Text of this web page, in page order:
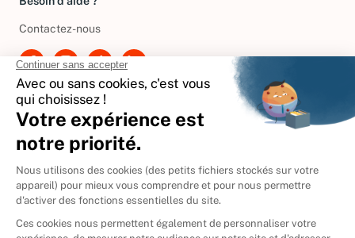
Contactez-nous
International
🇪🇸 Espagne
🇩🇪Allemagne
🇮🇹 Italie